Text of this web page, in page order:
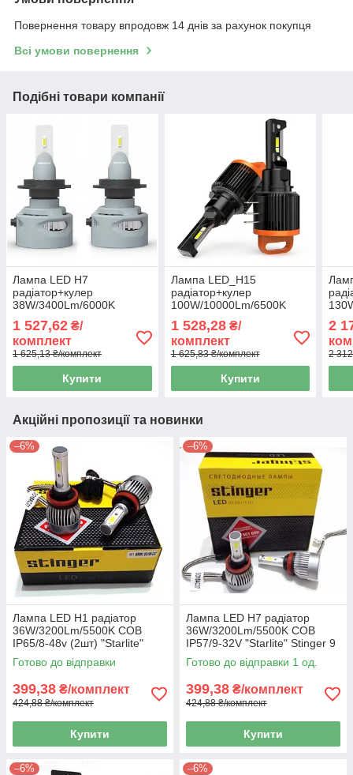
Повернення товару впродовж 14 днів за рахунок покупця
Всі умови повернення
Подібні товари компанії
Лампа LED H7
радіатор+кулер
38W/3400Lm/6000K
Range Power Advanced
181838100
1 527,62 ₴/
комплект
1 625,13 ₴/комплект
Купити
Лампа LED_H15
радіатор+кулер
100W/10000Lm/6500K
ДХО 24WCanbus
1 528,28₴/
комплект
1 625,83 ₴/комплект
Купити
36V
2
2
Акційні пропозиції та новинки
–6%
Лампа LED H1 радіатор
36W/3200Lm/5500K COB
IP65/8-48v (2шт) "Starlite"
Stinger 9міс.гарантія
Готово до відправки
399,38 ₴/комплект
424,88 ₴/комплект
Купити
–6%
Лампа LED H7 радіатор
36W/3200Lm/5500K COB
IP57/9-32V "Starlite" Stinger 9
міс.гарантії
Готово до відправки 1 од.
399,38 ₴/комплект
424,88 ₴/комплект
Купити
–6% –6%